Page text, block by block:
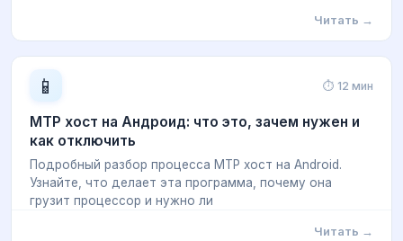
Читать →
📱 ⏱ 12 мин
MTP хост на Андроид: что это, зачем нужен и
как отключить
Подробный разбор процесса MTP хост на Android.
Узнайте, что делает эта программа, почему она
грузит процессор и нужно ли
Читать →